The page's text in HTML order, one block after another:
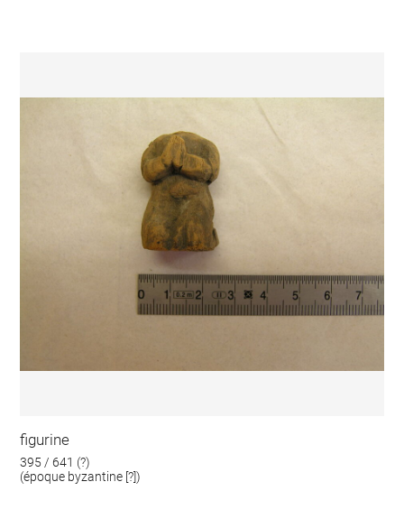
figurine
395 / 641 (?)
(époque byzantine [?])